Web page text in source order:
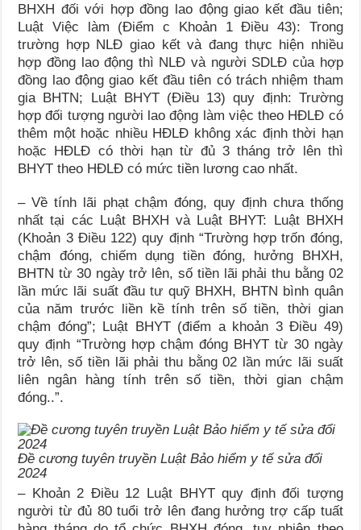
BHXH đối với hợp đồng lao động giao kết đầu tiên;
Luật Việc làm (Điểm c Khoản 1 Điều 43): Trong
trường hợp NLĐ giao kết và đang thực hiện nhiều
hợp đồng lao động thì NLĐ và người SDLĐ của hợp
đồng lao động giao kết đầu tiên có trách nhiệm tham
gia BHTN; Luật BHYT (Điều 13) quy định: Trường
hợp đối tượng người lao động làm việc theo HĐLĐ có
thêm một hoặc nhiều HĐLĐ không xác định thời hạn
hoặc HĐLĐ có thời hạn từ đủ 3 tháng trở lên thì
BHYT theo HĐLĐ có mức tiền lương cao nhất.
– Về tính lãi phạt chậm đóng, quy định chưa thống
nhất tại các Luật BHXH và Luật BHYT: Luật BHXH
(Khoản 3 Điều 122) quy định “Trường hợp trốn đóng,
chậm đóng, chiếm dụng tiền đóng, hưởng BHXH,
BHTN từ 30 ngày trở lên, số tiền lãi phải thu bằng 02
lần mức lãi suất đầu tư quỹ BHXH, BHTN bình quân
của năm trước liền kề tính trên số tiền, thời gian
chậm đóng”; Luật BHYT (điểm a khoản 3 Điều 49)
quy định “Trường hợp chậm đóng BHYT từ 30 ngày
trở lên, số tiền lãi phải thu bằng 02 lần mức lãi suất
liên ngân hàng tính trên số tiền, thời gian chậm
đóng..”.
Đề cương tuyên truyền Luật Bảo hiểm y tế sửa đổi
2024
– Khoản 2 Điều 12 Luật BHYT quy định đối tượng
người từ đủ 80 tuổi trở lên đang hưởng trợ cấp tuất